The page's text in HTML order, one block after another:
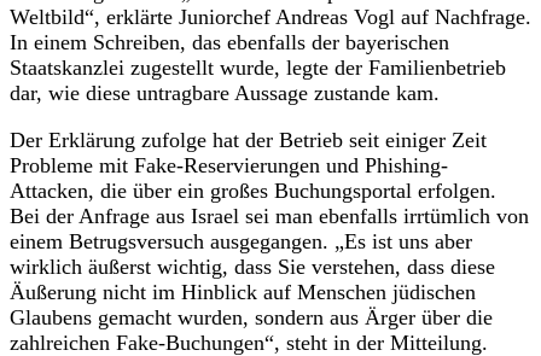
Weltbild“, erklärte Juniorchef Andreas Vogl auf Nachfrage.
In einem Schreiben, das ebenfalls der bayerischen
Staatskanzlei zugestellt wurde, legte der Familienbetrieb
dar, wie diese untragbare Aussage zustande kam.
Der Erklärung zufolge hat der Betrieb seit einiger Zeit
Probleme mit Fake-Reservierungen und Phishing-
Attacken, die über ein großes Buchungsportal erfolgen.
Bei der Anfrage aus Israel sei man ebenfalls irrtümlich von
einem Betrugsversuch ausgegangen. „Es ist uns aber
wirklich äußerst wichtig, dass Sie verstehen, dass diese
Äußerung nicht im Hinblick auf Menschen jüdischen
Glaubens gemacht wurden, sondern aus Ärger über die
zahlreichen Fake-Buchungen“, steht in der Mitteilung.